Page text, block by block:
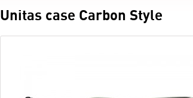
Unitas case Carbon Style